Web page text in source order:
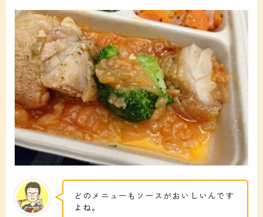
どのメニューもソースがおいしいんです
よね。